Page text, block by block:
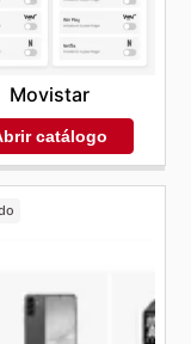
Movistar
catálogo